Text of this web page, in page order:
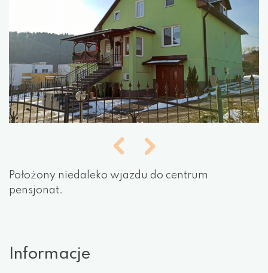
Położony niedaleko wjazdu do centrum
pensjonat.
Informacje